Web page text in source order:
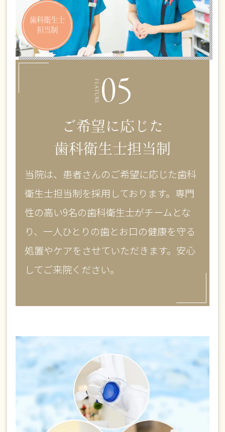
歯科衛生士
担当制
ご希望に応じた
歯科衛生士担当制
当院は、患者さんのご希望に応じた歯科
衛生士担当制を採用しております。専門
性の高い9名の歯科衛生士がチームとな
り、一人ひとりの歯とお口の健康を守る
処置やケアをさせていただきます。安心
してご来院ください。